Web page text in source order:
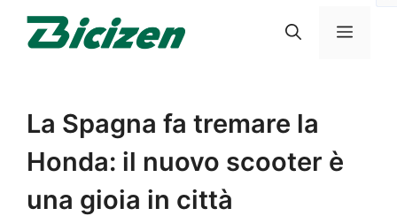
Menu
La Spagna fa tremare la
Honda: il nuovo scooter è
una gioia in città